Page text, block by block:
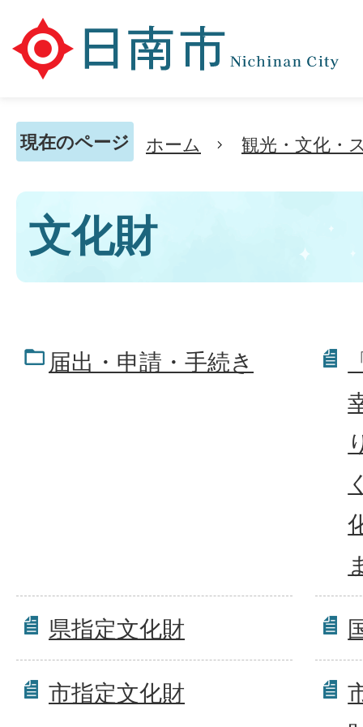
現在のページ ホーム 観光・文化・
文化財
届出・申請・手続き
県指定文化財
市指定文化財